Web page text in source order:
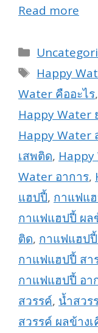
Read more
Categories
Tags
Happy
Water คืออะไร,
Happy Water
Happy Water
เสพติด,
Water อาการ,
แฮปปี้, กาแฟแ
กาแฟแฮปปี้ ผล
ติด, กาแฟแฮป
กาแฟแฮปปี้ สา
กาแฟแฮปปี้ อา
สวรรค์, น้ำสวร
สวรรค์ ผลข้างเ